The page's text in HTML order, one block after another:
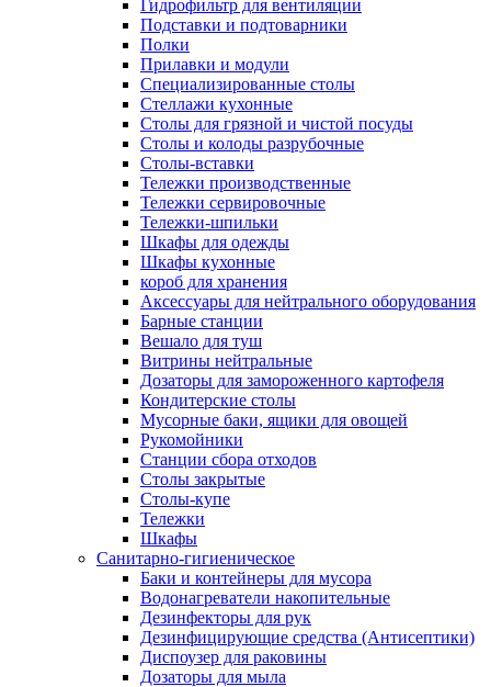
Гидрофильтр для вентиляции
Подставки и подтоварники
Полки
Прилавки и модули
Специализированные столы
Стеллажи кухонные
Столы для грязной и чистой посуды
Столы и колоды разрубочные
Столы-вставки
Тележки производственные
Тележки сервировочные
Тележки-шпильки
Шкафы для одежды
Шкафы кухонные
короб для хранения
Аксессуары для нейтрального оборудования
Барные станции
Вешало для туш
Витрины нейтральные
Дозаторы для замороженного картофеля
Кондитерские столы
Мусорные баки, ящики для овощей
Рукомойники
Станции сбора отходов
Столы закрытые
Столы-купе
Тележки
Шкафы
Санитарно-гигиеническое
Баки и контейнеры для мусора
Водонагреватели накопительные
Дезинфекторы для рук
Дезинфицирующие средства (Антисептики)
Диспоузер для раковины
Дозаторы для мыла